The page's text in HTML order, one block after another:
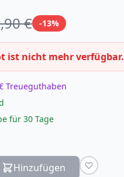
€ -13%
ist nicht mehr verfügbar.
Treueguthaben
für 30 Tage
Hinzufügen